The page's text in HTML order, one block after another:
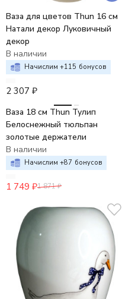
Ваза для цветов Thun 16 см
Натали декор Луковичный
декор
В наличии
Начислим +115 бонусов
2 307 ₽
-7%
Ваза 18 см Thun Тулип
Белоснежный тюльпан
золотые держатели
В наличии
Начислим +87 бонусов
1 749 ₽1 871 ₽